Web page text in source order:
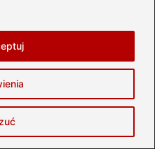
travel.pl — miejsca, gdzie
z marzeniem o odkrywaniu
bliskie, weekendowe i te
patrzenia na życie.
ukryte plaże, lokalne
a także wyjątkowe miejsca,
wspomnieniem z